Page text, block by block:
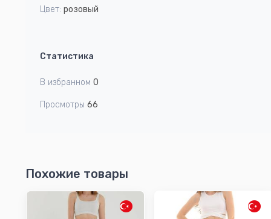
Цвет: розовый
Статистика
В избранном 0
Просмотры 66
Похожие товары